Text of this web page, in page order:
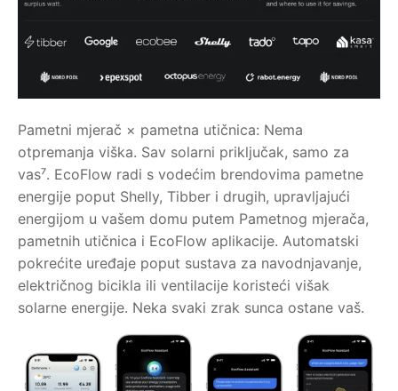
Pametni mjerač × pametna utičnica: Nema
otpremanja viška. Sav solarni priključak, samo za
vas⁷. EcoFlow radi s vodećim brendovima pametne
energije poput Shelly, Tibber i drugih, upravljajući
energijom u vašem domu putem Pametnog mjerača,
pametnih utičnica i EcoFlow aplikacije. Automatski
pokrećite uređaje poput sustava za navodnjavanje,
električnog bicikla ili ventilacije koristeći višak
solarne energije. Neka svaki zrak sunca ostane vaš.